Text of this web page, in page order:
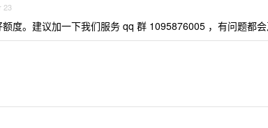
23
额度。建议加一下我们服务 qq 群 1095876005 ，有问题都